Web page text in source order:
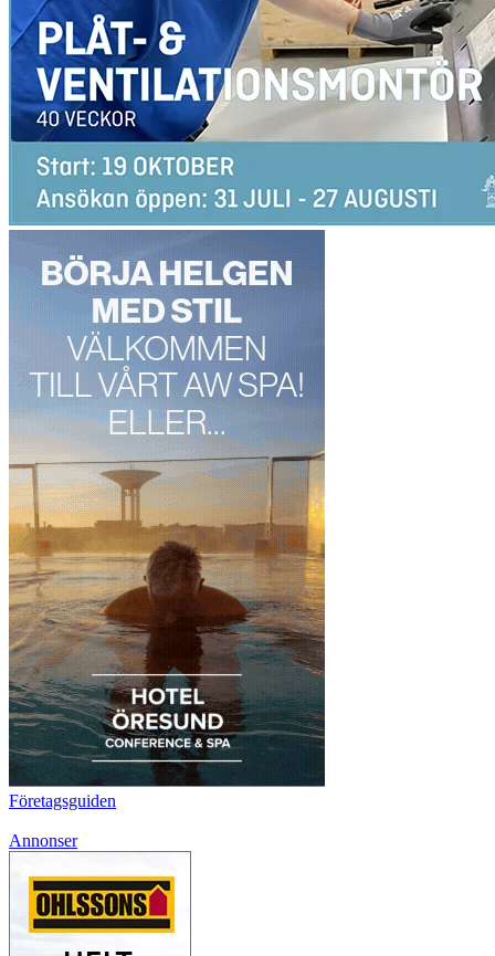
Företagsguiden
Annonser